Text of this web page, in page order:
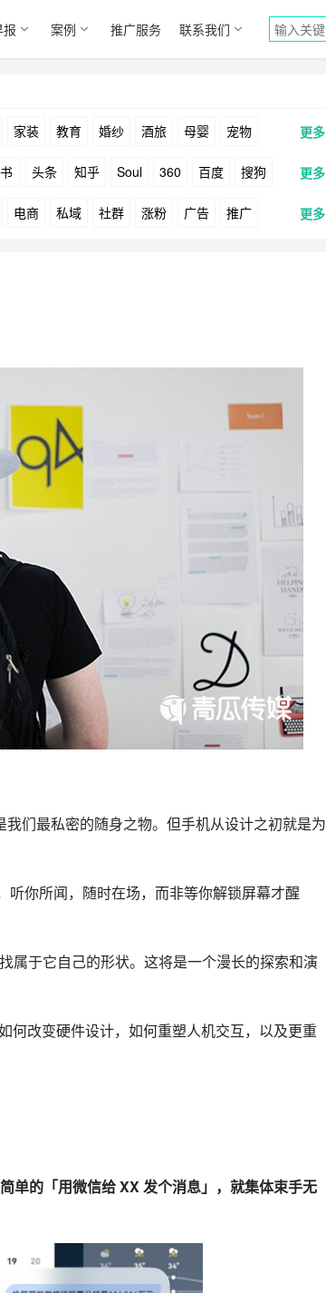
报 案例 推广服务 联系我们
家装 教育 婚纱 酒旅 母婴 宠物 更多
头条 知乎 Soul 360 百度 搜狗
YouTube Yahoo Bing
更多
电商 私域 社群 涨粉 广告 推广 更多
们最私密的随身之物。但手机从设计之初就是为
你所闻，随时在场，而非等你解锁屏幕才醒
属于它自己的形状。这将是一个漫长的探索和演
何改变硬件设计，如何重塑人机交互，以及更重
单的「用微信给 XX 发个消息」，就集体束手无